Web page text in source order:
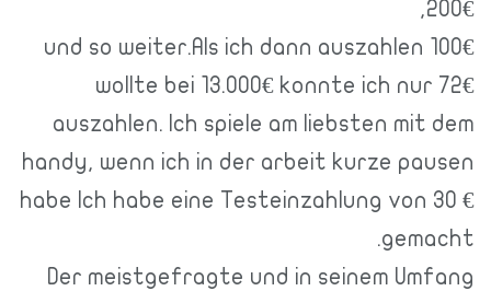
100€ und so weiter.Als ich dann
wollte bei 13.000€ konnte ich
auszahlen. Ich spiele am liebsten
handy, wenn ich in der arbeit kurze
habe Ich habe eine Testeinzahlung
Der meistgefragte und in seinem